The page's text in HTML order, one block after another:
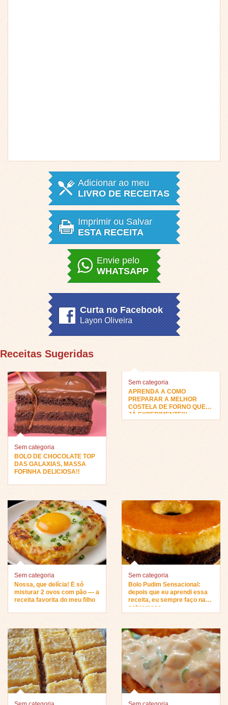
Adicionar ao meu
LIVRO DE RECEITAS
Imprimir ou Salvar
ESTA RECEITA
Envie pelo
WHATSAPP
Curta no Facebook
Layon Oliveira
Receitas Sugeridas
Sem categoria
BOLO DE CHOCOLATE TOP
DAS GALAXIAS, MASSA
FOFINHA DELICIOSA!!
Sem categoria
APRENDA A COMO
PREPARAR A MELHOR
COSTELA DE FORNO QUE
JÁ EXPERIMENTEI!!
Sem categoria
Nossa, que delícia! É só
misturar 2 ovos com pão — a
receita favorita do meu filho
Sem categoria
Bolo Pudim Sensacional:
depois que eu aprendi essa
receita, eu sempre faço na
sobremesa…